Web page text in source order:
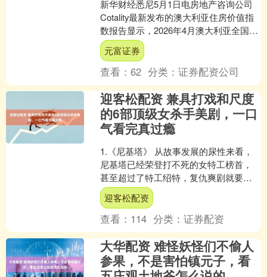
新华财经悉尼5月1日电房地产咨询公司
Cotality最新发布的澳大利亚住房价值指
数报告显示，2026年4月澳大利亚全国住
房价值指数（Home Value Ind....
元富证券
查看：62 分类：证券配资公司
迎客松配资 兼具打戏和尺度
的6部顶级女杀手美剧，一口
气看完真过瘾
1.《尼基塔》 从故事发展的尿性来看，
尼基塔已经荣登打不死的女特工榜首，
甚至超过了特工绍特，复仇爽剧就要看
这种，女主美丽强大独立有脑子，一切
为她所用，凡事皆有利....
迎客松配资
查看： 114 分类：证券配资
大华配资 难怪妖怪们不偷人
参果，不是害怕镇元子，看